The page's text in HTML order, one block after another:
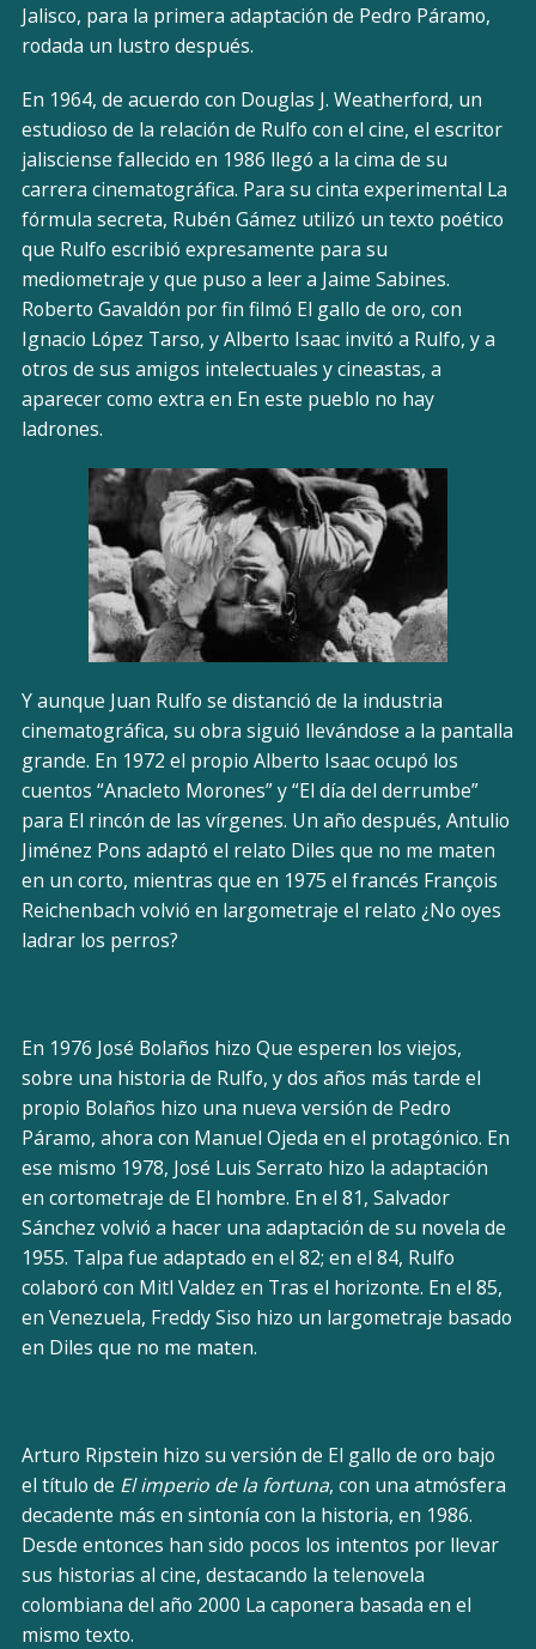
Jalisco, para la primera adaptación de Pedro Páramo,
rodada un lustro después.
En 1964, de acuerdo con Douglas J. Weatherford, un
estudioso de la relación de Rulfo con el cine, el escritor
jalisciense fallecido en 1986 llegó a la cima de su
carrera cinematográfica. Para su cinta experimental La
fórmula secreta, Rubén Gámez utilizó un texto poético
que Rulfo escribió expresamente para su
mediometraje y que puso a leer a Jaime Sabines.
Roberto Gavaldón por fin filmó El gallo de oro, con
Ignacio López Tarso, y Alberto Isaac invitó a Rulfo, y a
otros de sus amigos intelectuales y cineastas, a
aparecer como extra en En este pueblo no hay
ladrones.
Y aunque Juan Rulfo se distanció de la industria
cinematográfica, su obra siguió llevándose a la pantalla
grande. En 1972 el propio Alberto Isaac ocupó los
cuentos “Anacleto Morones” y “El día del derrumbe”
para El rincón de las vírgenes. Un año después, Antulio
Jiménez Pons adaptó el relato Diles que no me maten
en un corto, mientras que en 1975 el francés François
Reichenbach volvió en largometraje el relato ¿No oyes
ladrar los perros?
En 1976 José Bolaños hizo Que esperen los viejos,
sobre una historia de Rulfo, y dos años más tarde el
propio Bolaños hizo una nueva versión de Pedro
Páramo, ahora con Manuel Ojeda en el protagónico. En
ese mismo 1978, José Luis Serrato hizo la adaptación
en cortometraje de El hombre. En el 81, Salvador
Sánchez volvió a hacer una adaptación de su novela de
1955. Talpa fue adaptado en el 82; en el 84, Rulfo
colaboró con Mitl Valdez en Tras el horizonte. En el 85,
en Venezuela, Freddy Siso hizo un largometraje basado
en Diles que no me maten.
Arturo Ripstein hizo su versión de El gallo de oro bajo
el título de El imperio de la fortuna, con una atmósfera
decadente más en sintonía con la historia, en 1986.
Desde entonces han sido pocos los intentos por llevar
sus historias al cine, destacando la telenovela
colombiana del año 2000 La caponera basada en el
mismo texto.